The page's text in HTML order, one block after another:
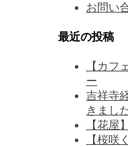
お問い
最近の投稿
【カフ
ー
吉祥寺
きまし
【花屋
【桜咲